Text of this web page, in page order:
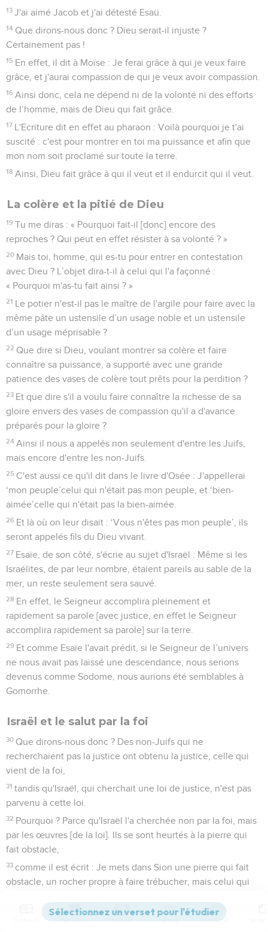
13 J'ai aimé Jacob et j'ai détesté Esaü.
14 Que dirons-nous donc ? Dieu serait-il injuste ?
Certainement pas !
15 En effet, il dit à Moïse : Je ferai grâce à qui je veux faire
grâce, et j'aurai compassion de qui je veux avoir compassion.
16 Ainsi donc, cela ne dépend ni de la volonté ni des efforts
de l’homme, mais de Dieu qui fait grâce.
17 L'Ecriture dit en effet au pharaon : Voilà pourquoi je t'ai
suscité : c'est pour montrer en toi ma puissance et afin que
mon nom soit proclamé sur toute la terre.
18 Ainsi, Dieu fait grâce à qui il veut et il endurcit qui il veut.
La colère et la pitié de Dieu
19 Tu me diras : « Pourquoi fait-il [donc] encore des
reproches ? Qui peut en effet résister à sa volonté ? »
20 Mais toi, homme, qui es-tu pour entrer en contestation
avec Dieu ? L’objet dira-t-il à celui qui l'a façonné :
« Pourquoi m'as-tu fait ainsi ? »
21 Le potier n'est-il pas le maître de l'argile pour faire avec la
même pâte un ustensile d’un usage noble et un ustensile
d’un usage méprisable ?
22 Que dire si Dieu, voulant montrer sa colère et faire
connaître sa puissance, a supporté avec une grande
patience des vases de colère tout prêts pour la perdition ?
23 Et que dire s'il a voulu faire connaître la richesse de sa
gloire envers des vases de compassion qu'il a d'avance
préparés pour la gloire ?
24 Ainsi il nous a appelés non seulement d'entre les Juifs,
mais encore d'entre les non-Juifs.
25 C'est aussi ce qu'il dit dans le livre d'Osée : J'appellerai
‘mon peuple’celui qui n'était pas mon peuple, et ‘bien-
aimée’celle qui n'était pas la bien-aimée.
26 Et là où on leur disait : ‘Vous n'êtes pas mon peuple’, ils
seront appelés fils du Dieu vivant.
27 Esaïe, de son côté, s'écrie au sujet d'Israël : Même si les
Israélites, de par leur nombre, étaient pareils au sable de la
mer, un reste seulement sera sauvé.
28 En effet, le Seigneur accomplira pleinement et
rapidement sa parole [avec justice, en effet le Seigneur
accomplira rapidement sa parole] sur la terre.
29 Et comme Esaïe l'avait prédit, si le Seigneur de l’univers
ne nous avait pas laissé une descendance, nous serions
devenus comme Sodome, nous aurions été semblables à
Gomorrhe.
Israël et le salut par la foi
30 Que dirons-nous donc ? Des non-Juifs qui ne
recherchaient pas la justice ont obtenu la justice, celle qui
vient de la foi,
31 tandis qu'Israël, qui cherchait une loi de justice, n'est pas
parvenu à cette loi.
32 Pourquoi ? Parce qu'Israël l'a cherchée non par la foi, mais
par les œuvres [de la loi]. Ils se sont heurtés à la pierre qui
fait obstacle,
33 comme il est écrit : Je mets dans Sion une pierre qui fait
obstacle, un rocher propre à faire trébucher, mais celui qui
Romains 10
Versions Commentaires Strong